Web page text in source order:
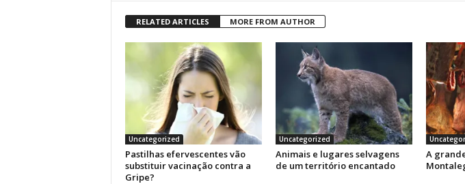
RELATED ARTICLES MORE FROM AUTHOR
Uncategorized
Pastilhas efervescentes vão
substituir vacinação contra a
Gripe?
Uncategorized
Animais e lugares selvagens
de um território encantado
A